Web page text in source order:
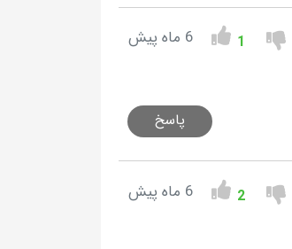
1 6 ماه پیش
پاسخ
2 6 ماه پیش